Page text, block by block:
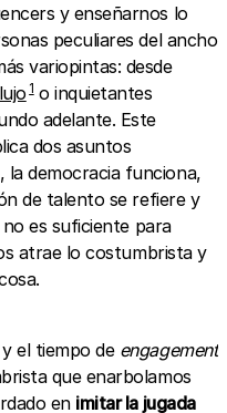
y enseñarnos lo
peculiares del ancho
variopintas: desde
1o inquietantes
adelante. Este
dos asuntos
democracia funciona,
de talento se refiere y
es suficiente para
atrae lo costumbrista y
el tiempo de engagement
que enarbolamos
en imitar la jugada